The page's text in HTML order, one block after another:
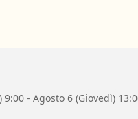
- Agosto 6 (Giovedì)